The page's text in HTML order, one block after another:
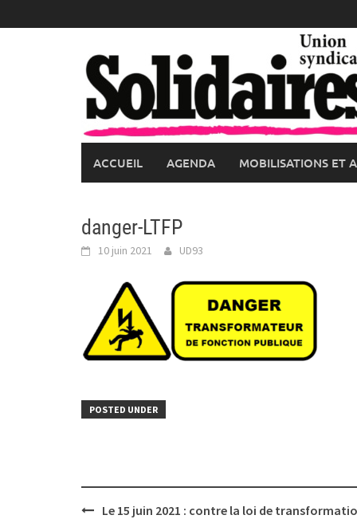
to
ACCUEIL AGENDA MOBILISATIONS ET
danger-LTFP
10 juin 2021 UD93
POSTED UNDER
PostLe 15 juin 2021 : contre la loi de